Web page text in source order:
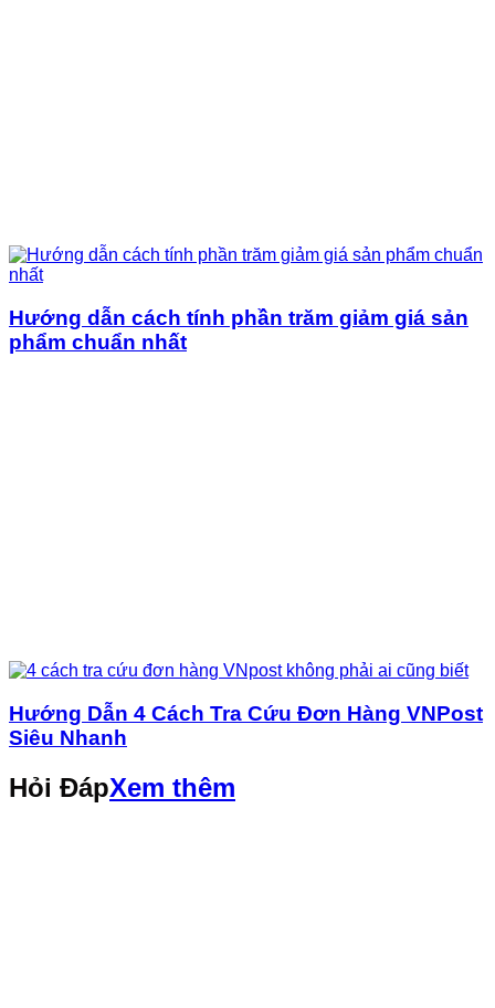
Hướng dẫn cách tính phần trăm giảm giá sản
phẩm chuẩn nhất
Hướng Dẫn 4 Cách Tra Cứu Đơn Hàng VNPost
Siêu Nhanh
Hỏi ĐápXem thêm